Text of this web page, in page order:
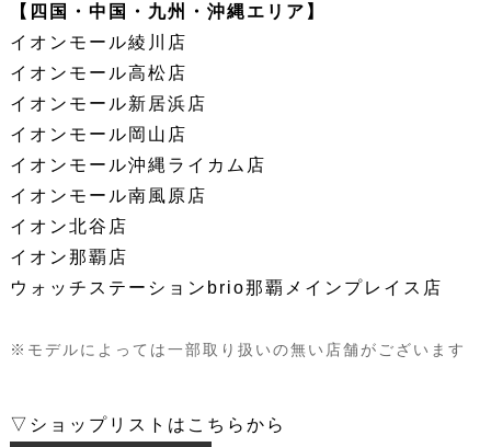
【四国・中国・九州・沖縄エリア】
イオンモール綾川店
イオンモール高松店
イオンモール新居浜店
イオンモール岡山店
イオンモール沖縄ライカム店
イオンモール南風原店
イオン北谷店
イオン那覇店
ウォッチステーションbrio那覇メインプレイス店
※モデルによっては一部取り扱いの無い店舗がございます
▽ショップリストはこちらから